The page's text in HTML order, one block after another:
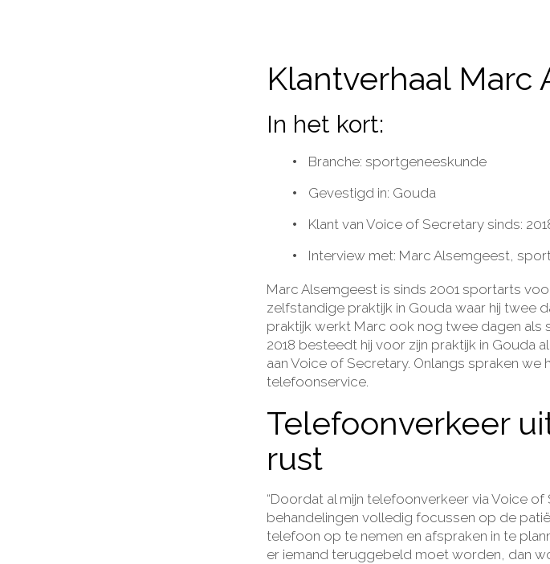
Klantverhaal Marc
In het kort:
Branche: sportgeneeskunde
Gevestigd in: Gouda
Klant van Voice of Secretary sinds:
Interview met: Marc Alsemgeest,
Marc Alsemgeest is sinds 2001 sportarts
zelfstandige praktijk in Gouda waar hij twee
praktijk werkt Marc ook nog twee dagen als
2018 besteedt hij voor zijn praktijk in Gouda
aan Voice of Secretary. Onlangs spraken we
telefoonservice.
Telefoonverkeer
rust
“Doordat al mijn telefoonverkeer via Voice
behandelingen volledig focussen op de
telefoon op te nemen en afspraken in te
er iemand teruggebeld moet worden, dan